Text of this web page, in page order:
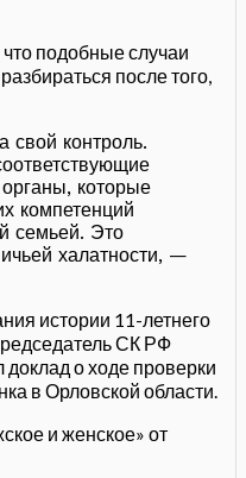
подобные случаи
после того,
свой контроль.
которые
компетенций
семьей. Это
халатности, —
истории 11-летнего
СК РФ
о ходе проверки
в Орловской области.
и женское» от